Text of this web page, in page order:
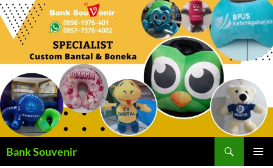
Langsung
ke
Bank Souvenir